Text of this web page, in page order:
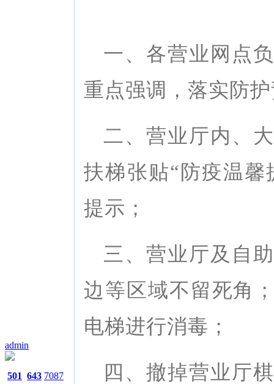
admin
501 643 7087
一、各营业网点
重点强调，落实防
二、营业厅内、
扶梯张贴“防疫温馨
提示；
三、营业厅及自
边等区域不留死角
电梯进行消毒；
四、撤掉营业厅